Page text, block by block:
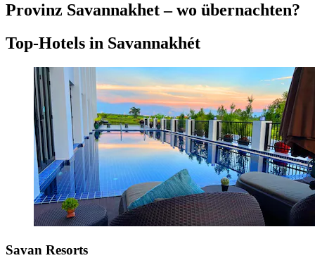
Provinz Savannakhet – wo übernachten?
Top-Hotels in Savannakhét
Savan Resorts